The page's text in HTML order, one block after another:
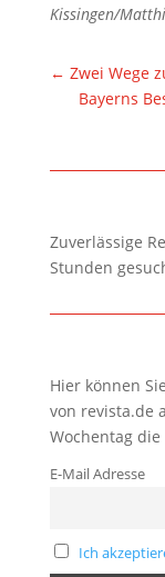
Kissingen/
← Zwei Wege
Bayerns
Zuverlässige
Stunden
Hier können
von revista.de
Wochentag
E-Mail Adresse
Ich